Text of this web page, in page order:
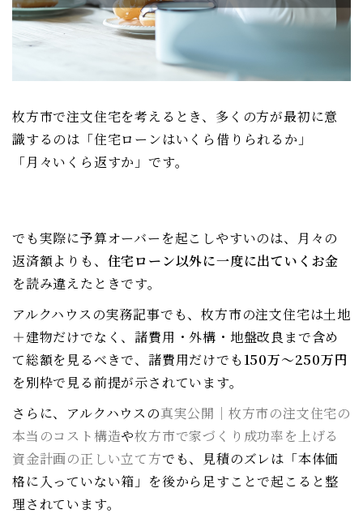
枚方市で注文住宅を考えるとき、多くの方が最初に意
識するのは「住宅ローンはいくら借りられるか」
「月々いくら返すか」です。
でも実際に予算オーバーを起こしやすいのは、月々の
返済額よりも、 住宅ローン以外に一度に出ていくお金
を読み違えたときです。
アルクハウスの実務記事でも、枚方市の注文住宅は土地
＋建物だけでなく、諸費用・外構・地盤改良まで含め
て総額を見るべきで、諸費用だけでも 150万〜250万円
を別枠で見る前提が示されています。
さらに、アルクハウスの真実公開｜枚方市の注文住宅の
本当のコスト構造や枚方市で家づくり成功率を上げる
資金計画の正しい立て方でも、見積のズレは「本体価
格に入っていない箱」を後から足すことで起こると整
理されています。